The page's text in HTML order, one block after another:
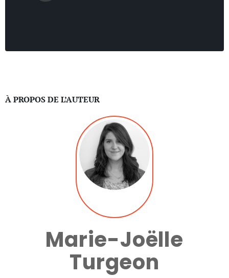
À PROPOS DE L’AUTEUR
Marie-Joëlle
Turgeon